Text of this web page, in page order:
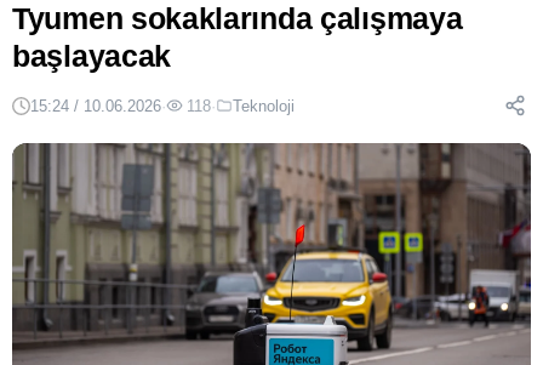
Tyumen sokaklarında çalışmaya
başlayacak
15:24 / 10.06.2026· 118· Teknoloji